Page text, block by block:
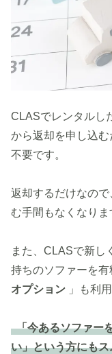
CLASでレンタルし
から返却を申し込
不要です。
返却するだけなの
む手間もなくなりま
また、CLASで新し
持ちのソファーを有
オプション 」も利
「今あるソファー
い」という方にも